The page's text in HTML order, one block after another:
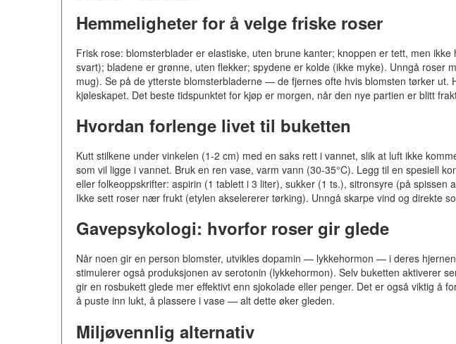
Hemmeligheter for å velge friske roser
Frisk rose: blomsterblader er elastiske, uten brune kanter; knoppen er tett, men
svart); bladene er grønne, uten flekker; spydene er kolde (ikke myke). Unngå roser
mug). Se på de ytterste blomsterbladerne — de fjernes ofte hvis blomsten tørker ut.
kjøleskapet. Det beste tidspunktet for kjøp er morgen, når den nye partien er blitt
Hvordan forlenge livet til buketten
Kutt stilkene under vinkelen (1-2 cm) med en saks rett i vannet, slik at luft ikke
som vil ligge i vannet. Bruk en ren vase, varm vann (30-35°C). Legg til en spesiell
eller folkeoppskrifter: aspirin (1 tablett i 3 liter), sukker (1 ts.), sitronsyre (på spissen
Ikke sett roser nær frukt (etylen akselererer tørking). Unngå skarpe vind og direkte
Gavepsykologi: hvorfor roser gir glede
Når noen gir en person blomster, utvikles dopamin — lykkehormon — i deres
stimulerer også produksjonen av serotonin (lykkehormon). Selv buketten aktiverer
gir en rosbukett glede mer effektivt enn sjokolade eller penger. Det er også viktig å
å puste inn lukt, å plassere i vase — alt dette øker gleden.
Miljøvennlig alternativ